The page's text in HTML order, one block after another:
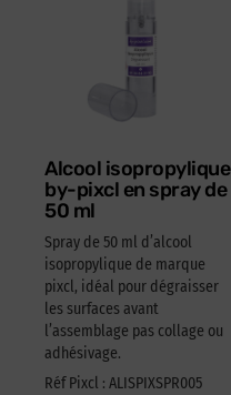
Alcool isopropylique
by-pixcl en spray de
50 ml
Spray de 50 ml d’alcool
isopropylique de marque
pixcl, idéal pour dégraisser
les surfaces avant
l’assemblage pas collage ou
adhésivage.
Réf Pixcl : ALISPIXSPR005